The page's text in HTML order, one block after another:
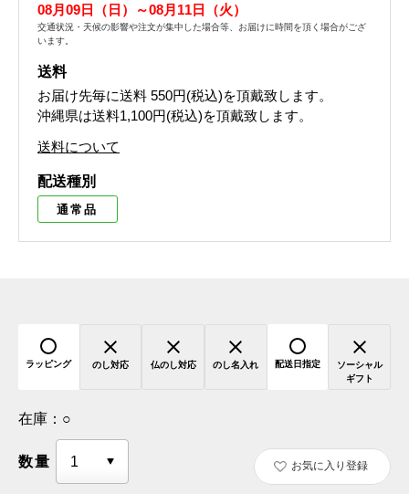
08月09日（日）～08月11日（火）
交通状況・天候の影響や注文が集中した場合等、お届けに時間を頂く場合がござ
います。
送料
お届け先毎に送料 550円(税込)を頂戴致します。
沖縄県は送料1,100円(税込)を頂戴致します。
送料について
配送種別
通常品
ラッピング のし対応 仏のし対応 のし名入れ 配送日指定
ソーシャル
ギフト
在庫： ○
数量 お気に入り登録